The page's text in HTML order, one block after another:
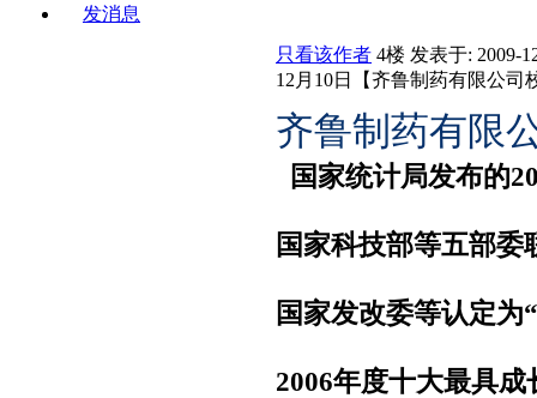
发消息
只看该作者 4楼 发表于: 2009-
12月10日【齐鲁制药有限公司
齐鲁制药有限
国家统计局发布的
国家科技部等五部
国家发改委等认定为
2006年度十大最具成